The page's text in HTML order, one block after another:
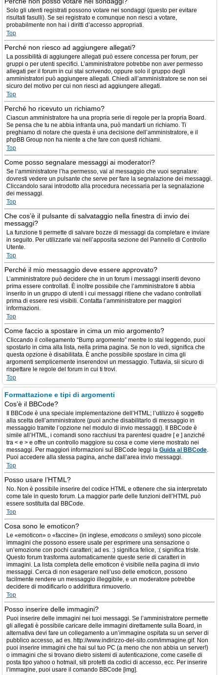
Solo gli utenti registrati possono votare nei sondaggi (questo per evitare
risultati fasulli). Se sei registrato e comunque non riesci a votare,
probabilmente non hai i diritti d’accesso appropriati.
Top
Perché non riesco ad aggiungere allegati?
La possibilità di aggiungere allegati può essere concessa per forum, per
gruppi o per utenti specifici. L’amministratore potrebbe non aver permesso
allegati per il forum in cui stai scrivendo, oppure solo il gruppo degli
amministratori può aggiungere allegati. Chiedi all’amministratore se non sei
sicuro del motivo per cui non riesci ad aggiungere allegati.
Top
Perché ho ricevuto un richiamo?
Ciascun amministratore ha una propria serie di regole per la propria Board.
Se pensa che tu ne abbia infranta una, può mandarti un richiamo. Ti
preghiamo di notare che questa è una decisione dell’amministratore, e il
phpBB Group non ha niente a che fare con questi richiami.
Top
Come posso segnalare messaggi ai moderatori?
Se l’amministratore l’ha permesso, vai al messaggio che vuoi segnalare:
dovresti vedere un pulsante che serve per fare la segnalazione dei messaggi.
Cliccandolo sarai introdotto alla procedura necessaria per la segnalazione
dei messaggi.
Top
Che cos’è il pulsante di salvataggio nella finestra di invio dei
messaggi?
La funzione ti permette di salvare bozze di messaggi da completare e inviare
in seguito. Per utilizzarle vai nell’apposita sezione del Pannello di Controllo
Utente.
Top
Perché il mio messaggio deve essere approvato?
L’amministratore può decidere che in un forum i messaggi inseriti devono
prima essere controllati. È inoltre possibile che l’amministratore ti abbia
inserito in un gruppo di utenti i cui messaggi ritiene che vadano controllati
prima di essere resi visibili. Contatta l’amministratore per maggiori
informazioni.
Top
Come faccio a spostare in cima un mio argomento?
Cliccando il collegamento “Bump argomento” mentre lo stai leggendo, puoi
spostarlo in cima alla lista, nella prima pagina. Se non lo vedi, significa che
questa opzione è disabilitata. È anche possibile spostare in cima gli
argomenti semplicemente inserendovi un messaggio. Tuttavia, sii sicuro di
rispettare le regole del forum in cui ti trovi.
Top
Formattazione e tipi di argomenti
Cos’è il BBCode?
Il BBCode è una speciale implementazione dell’HTML; l’utilizzo è soggetto
alla scelta dell’amministratore (puoi anche disabilitarlo di messaggio in
messaggio tramite l’opzione nel modulo di invio messaggi). Il BBCode è
simile all’HTML, i comandi sono racchiusi tra parentesi quadre [ e ] anziché
tra < e > e offre un controllo maggiore su cosa e come viene mostrato nei
messaggi. Per maggiori informazioni sul BBCode leggi la Guida al BBCode.
Puoi accedere alla stessa pagina, anche dall’area invio messaggi.
Top
Posso usare l’HTML?
No. Non è possibile inserire del codice HTML e ottenere che sia interpretato
come tale in questo forum. La maggior parte delle funzioni dell’HTML può
essere sostituita dal BBCode.
Top
Cosa sono le emoticon?
Le «emoticon» o «faccine» (in inglese, emoticons o smileys) sono piccole
immagini che possono essere usate per esprimere una sensazione o
un’emozione con pochi caratteri; ad es. :) significa felice, :( significa triste.
Questo forum trasforma automaticamente queste serie di caratteri in
immagini. La lista completa delle emoticon è visibile nella pagina di invio
messaggi. Cerca di non esagerare nell’uso delle emoticon, possono
facilmente rendere un messaggio illeggibile, e un moderatore potrebbe
decidere di modificarlo o addirittura rimuoverlo.
Top
Posso inserire delle immagini?
Puoi inserire delle immagini nei tuoi messaggi. Se l’amministratore permette
gli allegati è possibile caricare delle immagini direttamente sulla Board, in
alternativa devi fare un collegamento a un’immagine ospitata su un server di
pubblico accesso, ad es. http://www.indirizzo-del-sito.com/immagine.gif. Non
puoi inserire immagini che hai sul tuo PC (a meno che non abbia un server!)
o immagini che si trovano dietro sistemi di autenticazione, come caselle di
posta tipo yahoo o hotmail, siti protetti da codici di accesso, ecc. Per inserire
l’immagine, puoi usare il comando BBCode [img].